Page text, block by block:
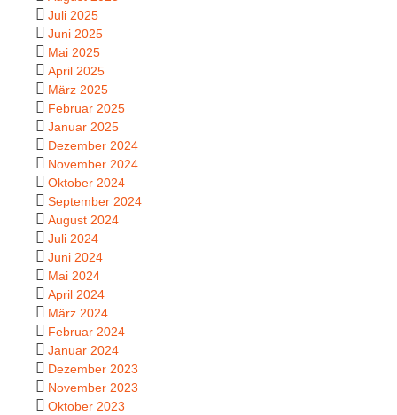
Juli 2025
Juni 2025
Mai 2025
April 2025
März 2025
Februar 2025
Januar 2025
Dezember 2024
November 2024
Oktober 2024
September 2024
August 2024
Juli 2024
Juni 2024
Mai 2024
April 2024
März 2024
Februar 2024
Januar 2024
Dezember 2023
November 2023
Oktober 2023